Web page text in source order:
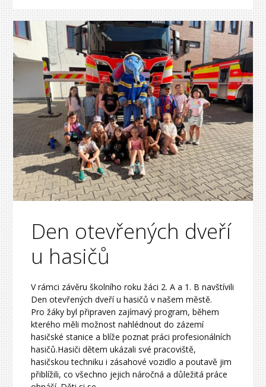
Den otevřených dveří
u hasičů
V rámci závěru školního roku žáci 2. A a 1. B navštívili
Den otevřených dveří u hasičů v našem městě.
Pro žáky byl připraven zajímavý program, během
kterého měli možnost nahlédnout do zázemí
hasičské stanice a blíže poznat práci profesionálních
hasičů.Hasiči dětem ukázali své pracoviště,
hasičskou techniku i zásahové vozidlo a poutavě jim
přiblížili, co všechno jejich náročná a důležitá práce